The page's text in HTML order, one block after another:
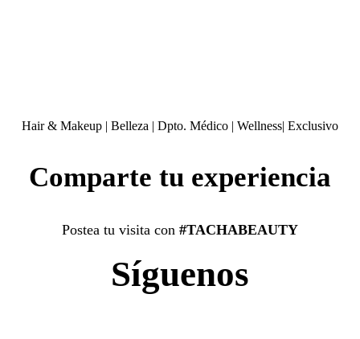
Hair & Makeup | Belleza | Dpto. Médico | Wellness| Exclusivo
Comparte tu experiencia
Postea tu visita con #TACHABEAUTY
Síguenos